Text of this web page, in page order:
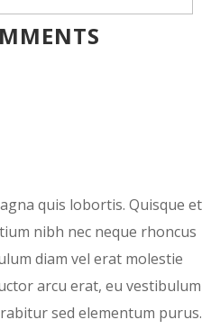
quis lobortis. Quisque et
nibh nec neque rhoncus
diam vel erat molestie
arcu erat, eu vestibulum
sed elementum purus.